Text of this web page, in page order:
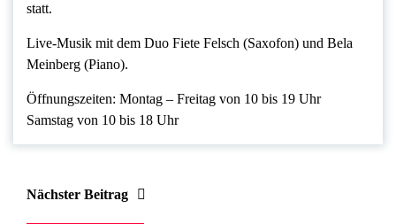
statt.
Live-Musik mit dem Duo Fiete Felsch (Saxofon) und Bela
Meinberg (Piano).
Öffnungszeiten: Montag – Freitag von 10 bis 19 Uhr
Samstag von 10 bis 18 Uhr
Nächster Beitrag